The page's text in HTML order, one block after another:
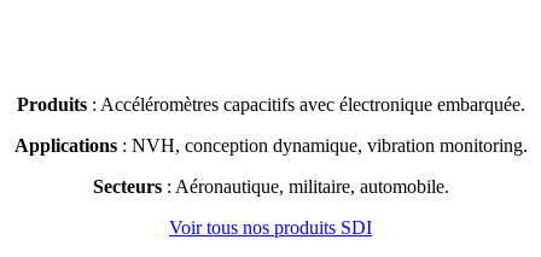
Produits : Accéléromètres capacitifs avec électronique embarquée.
Applications : NVH, conception dynamique, vibration monitoring.
Secteurs : Aéronautique, militaire, automobile.
Voir tous nos produits SDI